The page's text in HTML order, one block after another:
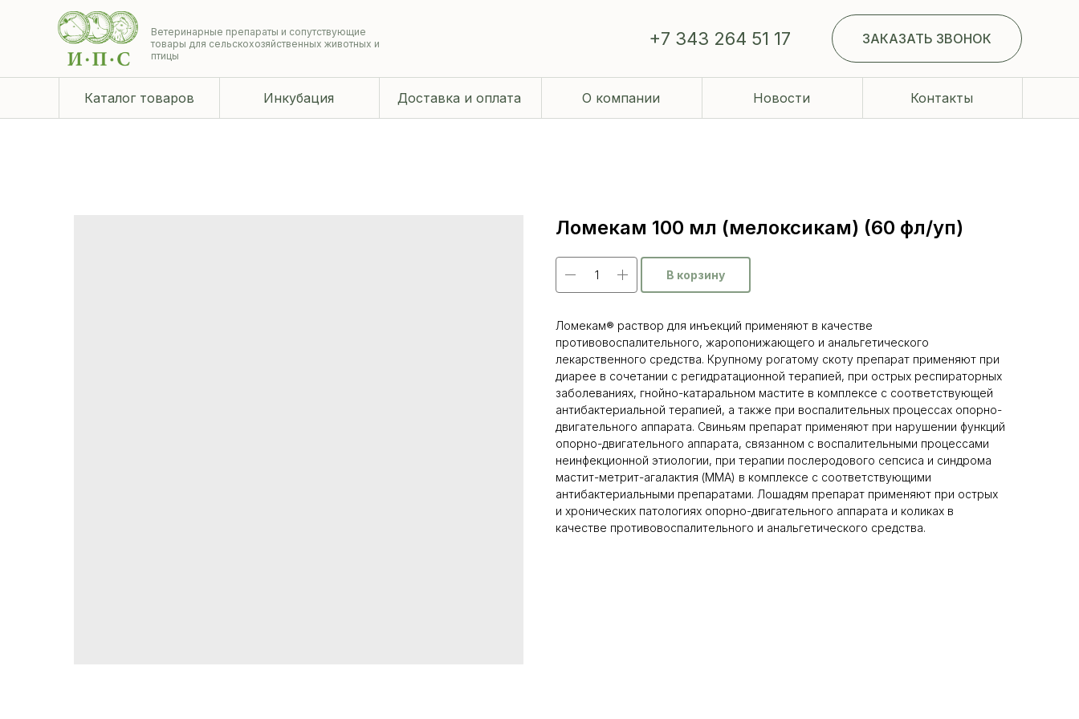
Каталог товаров Инкубация Доставка и оплата О компании Контакты
Ветеринарные препараты и сопутствующие
товары для сельскохозяйственных животных и
птицы
ЗАКАЗАТЬ ЗВОНОК
+7 343 264 51 17
Новости
Ломекам 100 мл (мелоксикам) (60 фл/уп)
В корзину
Ломекам® раствор для инъекций применяют в качестве
противовоспалительного, жаропонижающего и анальгетического
лекарственного средства. Крупному рогатому скоту препарат применяют при
диарее в сочетании с регидратационной терапией, при острых респираторных
заболеваниях, гнойно-катаральном мастите в комплексе с соответствующей
антибактериальной терапией, а также при воспалительных процессах опорно-
двигательного аппарата. Свиньям препарат применяют при нарушении функций
опорно-двигательного аппарата, связанном с воспалительными процессами
неинфекционной этиологии, при терапии послеродового сепсиса и синдрома
мастит-метрит-агалактия (ММА) в комплексе с соответствующими
антибактериальными препаратами. Лошадям препарат применяют при острых
и хронических патологиях опорно-двигательного аппарата и коликах в
качестве противовоспалительного и анальгетического средства.